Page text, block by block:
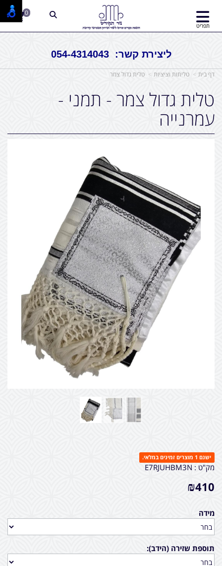
ליצירת קשר: 054-4314043
תפריט
0
דף בית טליתות וציציות טלית גדול צמר
טלית גדול צמר - תמני -
עמרנייה
ישנם 1 מוצרים זמינים במלאי.
מק"ט : E7RJUHBM3N
₪410
מידה
תוספת שזירה (הידב):